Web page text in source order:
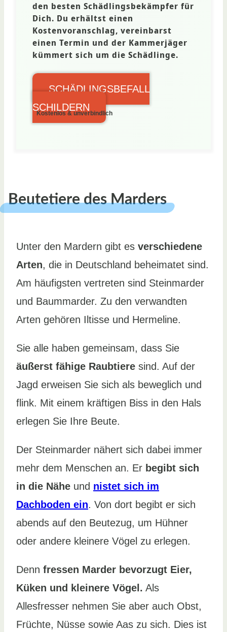
den besten Schädlingsbekämpfer für
Dich. Du erhältst einen
Kostenvoranschlag, vereinbarst
einen Termin und der Kammerjäger
kümmert sich um die Schädlinge.
SCHÄDLINGSBEFALL
SCHILDERN
Kostenlos & unverbindlich
Beutetiere des Marders
Unter den Mardern gibt es verschiedene
Arten, die in Deutschland beheimatet sind.
Am häufigsten vertreten sind Steinmarder
und Baummarder. Zu den verwandten
Arten gehören Iltisse und Hermeline.
Sie alle haben gemeinsam, dass Sie
äußerst fähige Raubtiere sind. Auf der
Jagd erweisen Sie sich als beweglich und
flink. Mit einem kräftigen Biss in den Hals
erlegen Sie Ihre Beute.
Der Steinmarder nähert sich dabei immer
mehr dem Menschen an. Er begibt sich
in die Nähe und nistet sich im
Dachboden ein. Von dort begibt er sich
abends auf den Beutezug, um Hühner
oder andere kleinere Vögel zu erlegen.
Denn fressen Marder bevorzugt Eier,
Küken und kleinere Vögel. Als
Allesfresser nehmen Sie aber auch Obst,
Früchte, Nüsse sowie Aas zu sich. Dies ist